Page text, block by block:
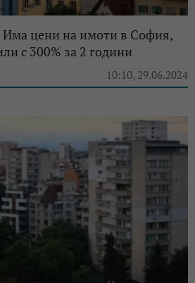
Има цени на имоти в София,
с 300% за 2 години
10:10, 29.06.2024